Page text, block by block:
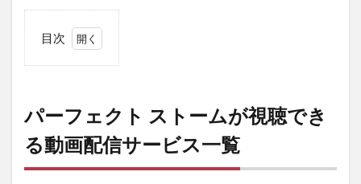
目次
フ
ェ
ク
ト
ス
パーフェクト ストームが視聴でき
る動画配信サービス一覧